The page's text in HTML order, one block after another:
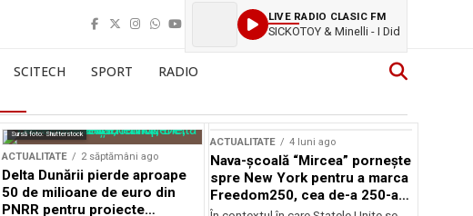
LIVE RADIO CLASIC FM
SICKOTOY & Minelli - I Did
SCITECH SPORT RADIO
Sursă foto: Shutterstock
ACTUALITATE 2 săptămâni ago
Delta Dunării pierde aproape
50 de milioane de euro din
PNRR pentru proiecte
ACTUALITATE 4 luni ago
Nava-școală “Mircea” pornește
spre New York pentru a marca
Freedom250, cea de-a 250-a
aniversare a Statelor Unite